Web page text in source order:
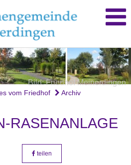
Bild: Friedhof Meinerdingen
Bild: Friedhof Meinerdingen
Bild: Friedhof Meinerdingen
vom Friedhof
Archiv
RASENANLAGE
teilen